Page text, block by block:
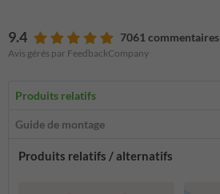
9.4 7061 commentaires
Avis gérés par FeedbackCompany
Produits relatifs
Guide de montage
Produits relatifs / alternatifs